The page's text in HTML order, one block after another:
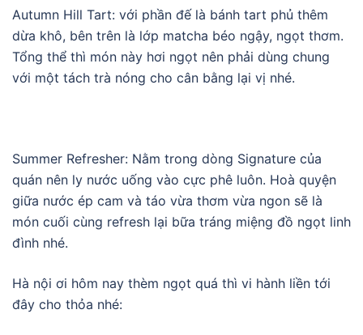
Autumn Hill Tart: với phần đế là bánh tart phủ thêm
dừa khô, bên trên là lớp matcha béo ngậy, ngọt thơm.
Tổng thể thì món này hơi ngọt nên phải dùng chung
với một tách trà nóng cho cân bằng lại vị nhé.
Summer Refresher: Nằm trong dòng Signature của
quán nên ly nước uống vào cực phê luôn. Hoà quyện
giữa nước ép cam và táo vừa thơm vừa ngon sẽ là
món cuối cùng refresh lại bữa tráng miệng đồ ngọt linh
đình nhé.
Hà nội ơi hôm nay thèm ngọt quá thì vi hành liền tới
đây cho thỏa nhé: